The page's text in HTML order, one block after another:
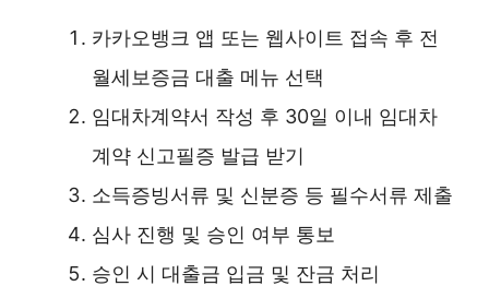
카카오뱅크 앱 또는 웹사이트 접속 후 전
월세보증금 대출 메뉴 선택
임대차계약서 작성 후 30일 이내 임대차
계약 신고필증 발급 받기
소득증빙서류 및 신분증 등 필수서류 제출
심사 진행 및 승인 여부 통보
승인 시 대출금 입금 및 잔금 처리